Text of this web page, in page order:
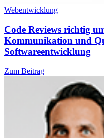
Webentwicklung
Code Reviews richtig
Kommunikation und
Softwareentwicklung
Zum Beitrag